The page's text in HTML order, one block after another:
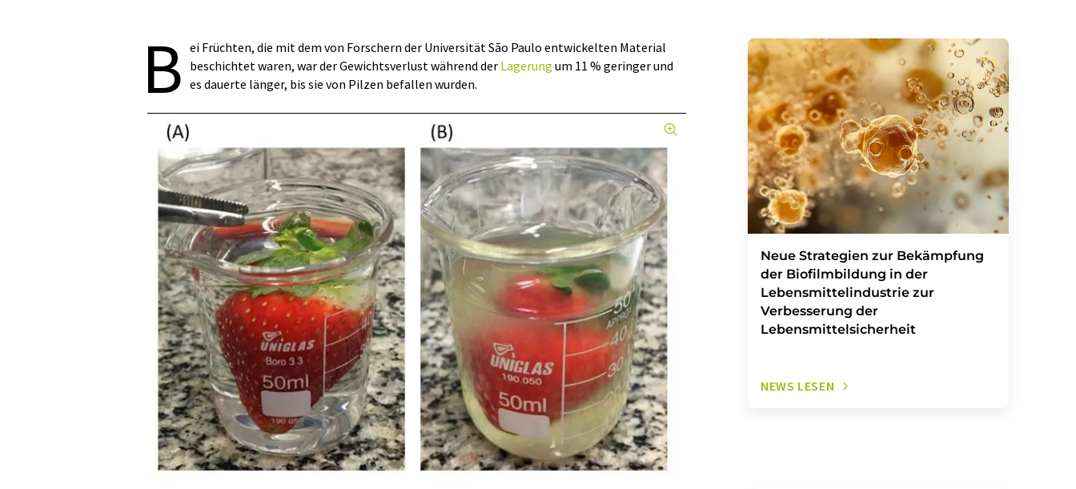
B ei Früchten, die mit dem von Forschern der Universität São Paulo entwickelten Material
beschichtet waren, war der Gewichtsverlust während der Lagerung um 11 % geringer und
es dauerte länger, bis sie von Pilzen befallen wurden.
Neue Strategien zur Bekämpfung
der Biofilmbildung in der
Lebensmittelindustrie zur
Verbesserung der
Lebensmittelsicherheit
NEWS LESEN